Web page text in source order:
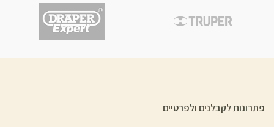
פתרונות לקבלנים ולפרטיים